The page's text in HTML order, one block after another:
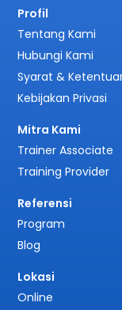
Profil
Tentang Kami
Hubungi Kami
Syarat &
Kebijakan Privasi
Mitra Kami
Trainer Associate
Training Provider
Referensi
Program
Blog
Lokasi
Online